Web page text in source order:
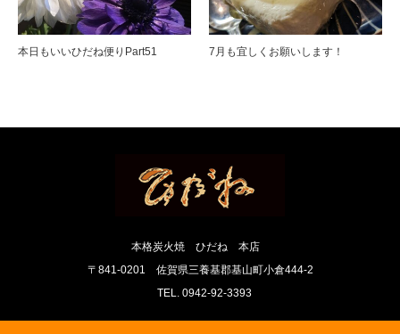
本日もいいひだね便りPart51 7月も宜しくお願いします！
本格炭火焼 ひだね 本店
〒841-0201 佐賀県三養基郡基山町小倉444-2
TEL. 0942-92-3393